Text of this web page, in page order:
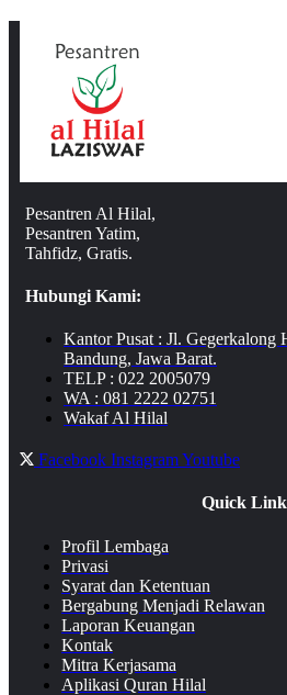
Pesantren Al Hilal,
Pesantren Yatim,
Tahfidz, Gratis.
Hubungi Kami:
Kantor Pusat : Jl.
Bandung, Jawa Barat.
TELP : 022 2005079
WA : 081 2222 02751
Wakaf Al Hilal
Facebook InstagramYoutube
Quick
Profil Lembaga
Privasi
Syarat dan Ketentuan
Bergabung Menjadi Relawan
Laporan Keuangan
Kontak
Mitra Kerjasama
Aplikasi Quran Hilal